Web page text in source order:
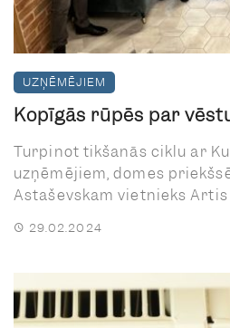
UZŅĒMĒJIEM
Kopīgās rūpēs par
Turpinot tikšanās ciklu ar
uzņēmējiem, domes
Astaševskam vietnieks Artis
29.02.2024